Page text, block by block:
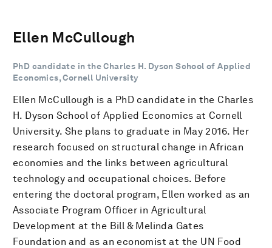
Ellen McCullough
PhD candidate in the Charles H. Dyson School of Applied
Economics, Cornell University
Ellen McCullough is a PhD candidate in the Charles
H. Dyson School of Applied Economics at Cornell
University. She plans to graduate in May 2016. Her
research focused on structural change in African
economies and the links between agricultural
technology and occupational choices. Before
entering the doctoral program, Ellen worked as an
Associate Program Officer in Agricultural
Development at the Bill & Melinda Gates
Foundation and as an economist at the UN Food